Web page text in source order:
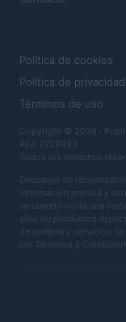
Política de cookies
Política de privacidad
Términos de uso
Copyright © 2026 ·
REA 2729933
Todos los derechos
Descargo de
información precisa y
ve cuando visita una
sitio de productos
de compra y servicios
los Términos y